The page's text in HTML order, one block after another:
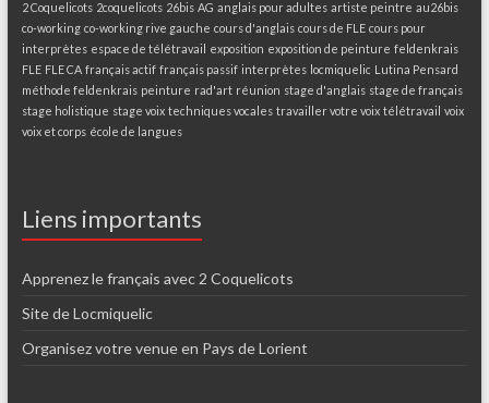
2 Coquelicots 2coquelicots 26bis AG anglais pour adultes artiste peintre au26bis
co-working co-working rive gauche cours d'anglais cours de FLE cours pour
interprètes espace de télétravail exposition exposition de peinture feldenkrais
FLE FLE CA français actif français passif interprètes locmiquelic Lutina Pensard
méthode feldenkrais peinture rad'art réunion stage d'anglais stage de français
stage holistique stage voix techniques vocales travailler votre voix télétravail voix
voix et corps école de langues
Liens importants
Apprenez le français avec 2 Coquelicots
Site de Locmiquelic
Organisez votre venue en Pays de Lorient